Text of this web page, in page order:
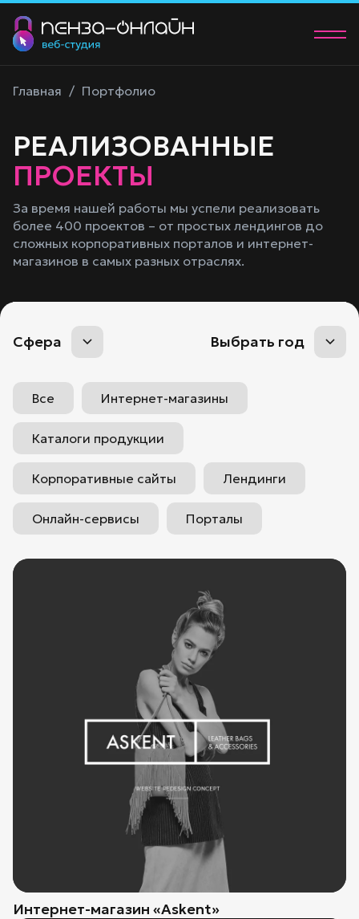
Портфолио
Контакты
+7 (902) 205-83-00
manager@58studio.ru
Обсудить проект
Главная / Портфолио
РЕАЛИЗОВАННЫЕ
ПРОЕКТЫ
За время нашей работы мы успели реализовать
более 400 проектов – от простых лендингов до
сложных корпоративных порталов и интернет-
магазинов в самых разных отраслях.
Все Интернет-магазины
Каталоги продукции
Корпоративные сайты Лендинги
Онлайн-сервисы Порталы
Сфера Выбрать год
Интернет-магазин «Askent»